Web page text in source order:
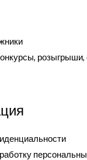
розыгрыши,